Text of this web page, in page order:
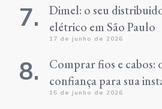
Dimel: o seu
elétrico em São Paulo
17 de junho de 2026
Comprar fios e cabos:
confiança para sua
15 de junho de 2026